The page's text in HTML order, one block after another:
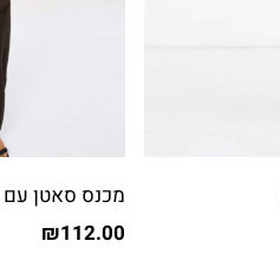
מכנס סאטן עם
₪112.00